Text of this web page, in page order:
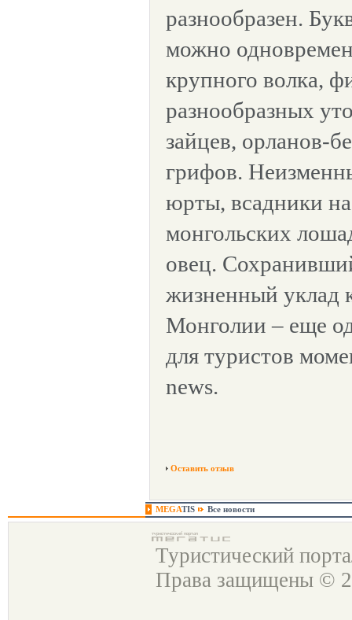
разнообразен.
можно
крупного волка,
разнообразных
зайцев, орланов-
грифов.
юрты, всадники
монгольских
овец.
жизненный уклад
Монголии – еще
для туристов
news.
Оставить отзыв
MEGATIS Все новости
Туристический
Права защищены ©